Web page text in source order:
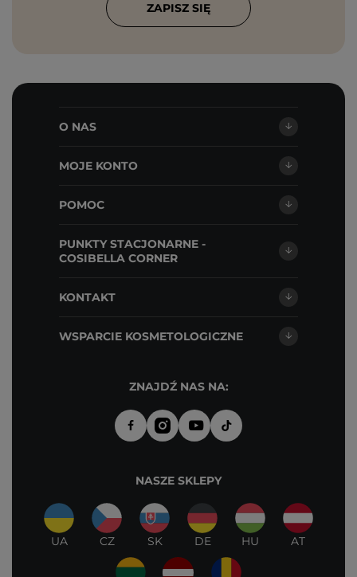
ZAPISZ SIĘ
O NAS
MOJE KONTO
POMOC
PUNKTY STACJONARNE -
COSIBELLA CORNER
KONTAKT
WSPARCIE KOSMETOLOGICZNE
ZNAJDŹ NAS NA:
NASZE SKLEPY
UA CZ SK DE HU AT